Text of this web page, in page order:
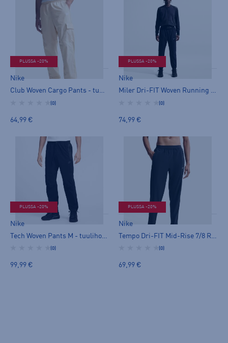
PLUSSA -20%
Nike
Club Woven Cargo Pants - tuulihousut
(0)
64,99 €
PLUSSA -20%
Nike
Miler Dri-FIT Woven Running Pants M - tuulihousut
(0)
74,99 €
PLUSSA -20%
Nike
(0)
99,99 €
PLUSSA -20%
Nike
(0)
69,99 €